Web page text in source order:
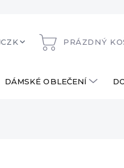
CZK PRÁZDNÝ
DÁMSKÉ OBLEČENÍ